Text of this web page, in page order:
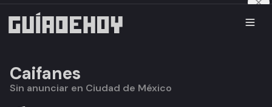
Caifanes
Sin anunciar en Ciudad de México